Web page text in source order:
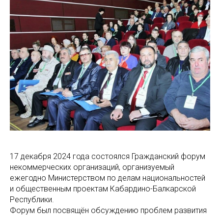
17 декабря 2024 года состоялся Гражданский форум
некоммерческих организаций, организуемый
ежегодно Министерством по делам национальностей
и общественным проектам Кабардино-Балкарской
Республики.
Форум был посвящён обсуждению проблем развития